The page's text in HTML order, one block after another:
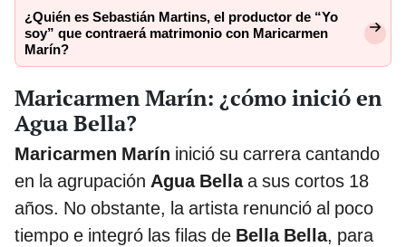
¿Quién es Sebastián Martins, el productor de “Yo
soy” que contraerá matrimonio con Maricarmen
Marín?
Maricarmen Marín: ¿cómo inició en
Agua Bella?
Maricarmen Marín inició su carrera cantando
en la agrupación Agua Bellaa sus cortos 18
años. No obstante, la artista renunció al poco
tiempo e integró las filas de Bella Bella, para